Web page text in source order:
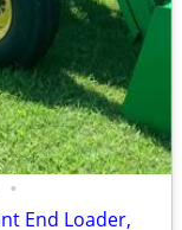
•
End Loader,